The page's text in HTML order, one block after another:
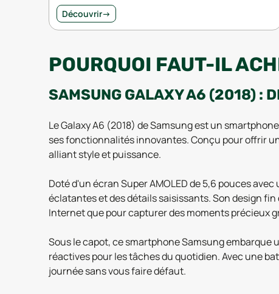
Découvrir→
POURQUOI FAUT-IL
SAMSUNG GALAXY A6 (2018) :
Le Galaxy A6 (2018) de Samsung est un
ses fonctionnalités innovantes. Conçu pour offrir
alliant style et puissance.
Doté d'un écran Super AMOLED de 5,6 pouces
éclatantes et des détails saisissants. Son design
Internet que pour capturer des moments précieux
Sous le capot, ce smartphone Samsung embarque
réactives pour les tâches du quotidien. Avec une
journée sans vous faire défaut.